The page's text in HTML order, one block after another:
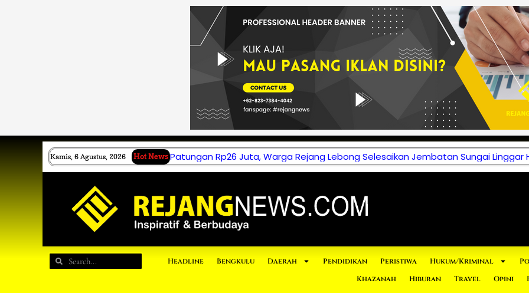
Kamis, 6 Agustus, 2026 Hot News Patungan Rp26 Juta, Warga Rejang Lebong Selesaikan Jembatan Sungai Linggar
Search
Search Headline Bengkulu Daerah Pendidikan Peristiwa Hukum/Kriminal
Khazanah
Hiburan Travel Opini